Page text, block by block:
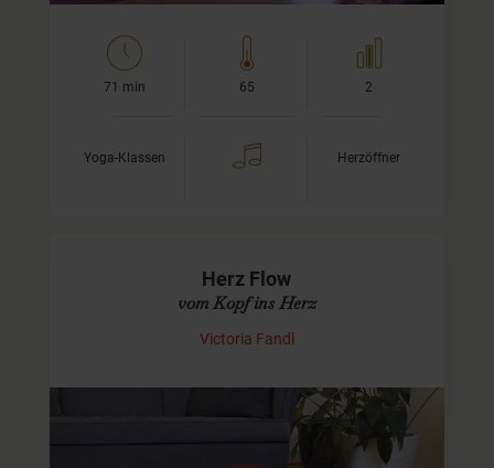
71 min 65 2
Yoga-Klassen Herzöffner
Herz Flow
vom Kopf ins Herz
Victoria Fandl
Herzzentrierter Flow für Weite, Verbindung